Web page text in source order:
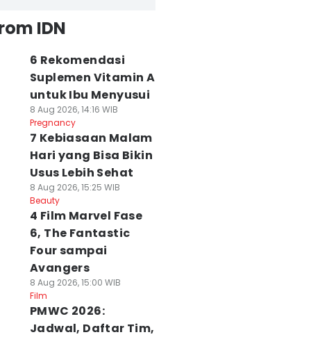
IDN
6 Rekomendasi
Suplemen Vitamin A
untuk Ibu Menyusui
8 Aug 2026, 14:16 WIB
Pregnancy
7 Kebiasaan Malam
Hari yang Bisa Bikin
Usus Lebih Sehat
8 Aug 2026, 15:25 WIB
Beauty
4 Film Marvel Fase
6, The Fantastic
Four sampai
Avangers
8 Aug 2026, 15:00 WIB
Film
PMWC 2026:
Jadwal, Daftar Tim,